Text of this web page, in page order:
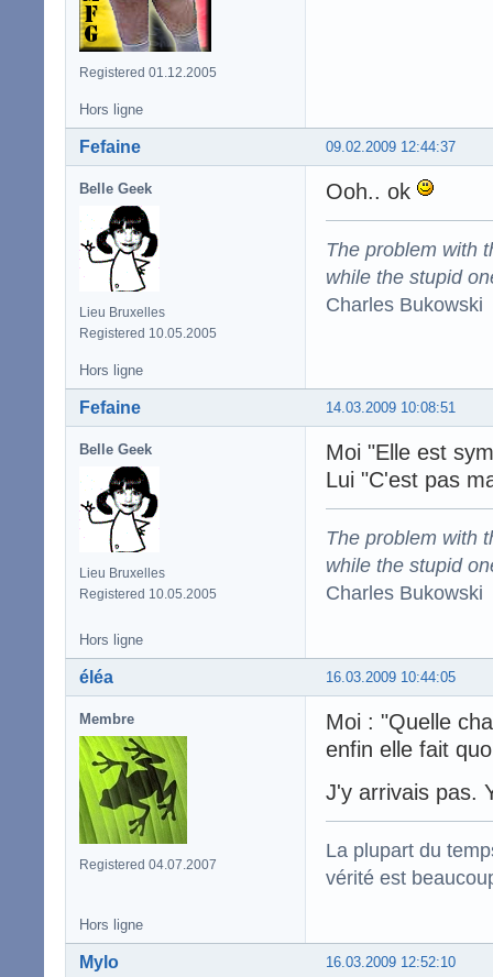
Registered 01.12.2005
Hors ligne
09.02.2009 12:44:37
Fefaine
Belle Geek
Lieu Bruxelles
Registered 10.05.2005
Ooh.. ok
The problem with
while the stupid
Charles Bukowski
Hors ligne
14.03.2009 10:08:51
Fefaine
Belle Geek
Lieu Bruxelles
Registered 10.05.2005
Moi "Elle est
Lui "C'est pas
The problem with
while the stupid
Charles Bukowski
Hors ligne
16.03.2009 10:44:05
éléa
Membre
Registered 04.07.2007
Moi : "Quelle
enfin elle fait
J'y arrivais pas.
La plupart du
vérité est
Hors ligne
16.03.2009 12:52:10
Mylo